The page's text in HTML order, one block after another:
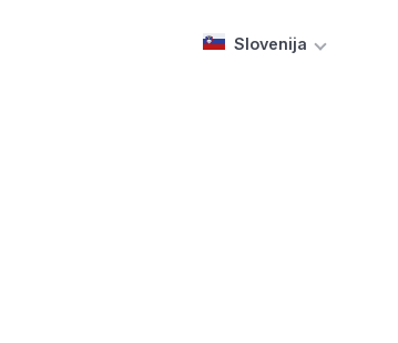
Slovenija